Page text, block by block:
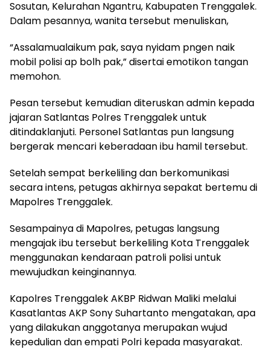
Sosutan, Kelurahan Ngantru, Kabupaten Trenggalek.
Dalam pesannya, wanita tersebut menuliskan,
“Assalamualaikum pak, saya nyidam pngen naik
mobil polisi ap bolh pak,” disertai emotikon tangan
memohon.
Pesan tersebut kemudian diteruskan admin kepada
jajaran Satlantas Polres Trenggalek untuk
ditindaklanjuti. Personel Satlantas pun langsung
bergerak mencari keberadaan ibu hamil tersebut.
Setelah sempat berkeliling dan berkomunikasi
secara intens, petugas akhirnya sepakat bertemu di
Mapolres Trenggalek.
Sesampainya di Mapolres, petugas langsung
mengajak ibu tersebut berkeliling Kota Trenggalek
menggunakan kendaraan patroli polisi untuk
mewujudkan keinginannya.
Kapolres Trenggalek AKBP Ridwan Maliki melalui
Kasatlantas AKP Sony Suhartanto mengatakan, apa
yang dilakukan anggotanya merupakan wujud
kepedulian dan empati Polri kepada masyarakat.